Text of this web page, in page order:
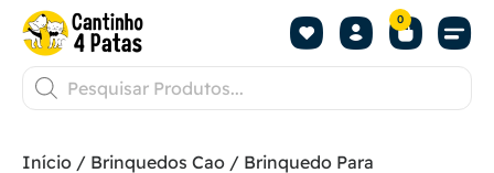
0
Início / Brinquedos Cao / Brinquedo Para